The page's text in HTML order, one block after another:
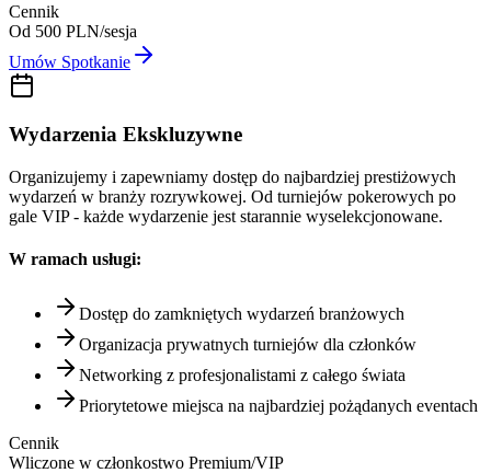
Cennik
Od 500 PLN/sesja
Umów Spotkanie
Wydarzenia Ekskluzywne
Organizujemy i zapewniamy dostęp do najbardziej prestiżowych
wydarzeń w branży rozrywkowej. Od turniejów pokerowych po
gale VIP - każde wydarzenie jest starannie wyselekcjonowane.
W ramach usługi:
Dostęp do zamkniętych wydarzeń branżowych
Organizacja prywatnych turniejów dla członków
Networking z profesjonalistami z całego świata
Priorytetowe miejsca na najbardziej pożądanych eventach
Cennik
Wliczone w członkostwo Premium/VIP